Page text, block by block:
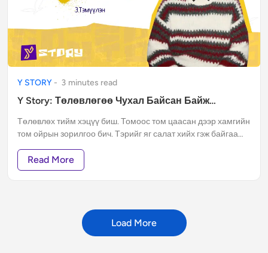
Y STORY - 3 minutes read
Y Story: Төлөвлөгөө Чухал Байсан Байж…
Төлөвлөх тийм хэцүү биш. Томоос том цаасан дээр хамгийн
том ойрын зорилгоо бич. Тэрийг яг салат хийх гэж байгаа
Read More
Load More